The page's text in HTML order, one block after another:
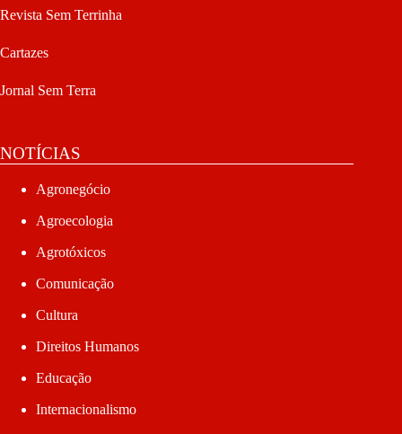
Revista Sem Terrinha
Cartazes
Jornal Sem Terra
NOTÍCIAS
Agronegócio
Agroecologia
Agrotóxicos
Comunicação
Cultura
Direitos Humanos
Educação
Internacionalismo